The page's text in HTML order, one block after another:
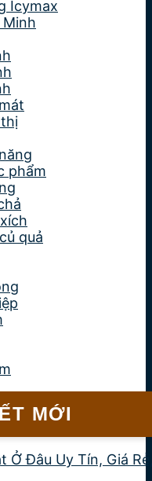
Icymax
phẩm
quả
MỚI
Ở Đâu Uy Tín, Giá